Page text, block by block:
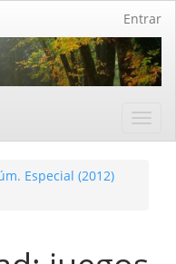
Entrar
Especial (2012)